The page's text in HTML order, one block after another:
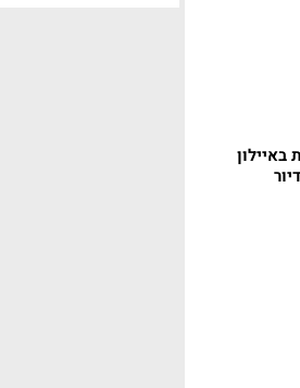
באיילון